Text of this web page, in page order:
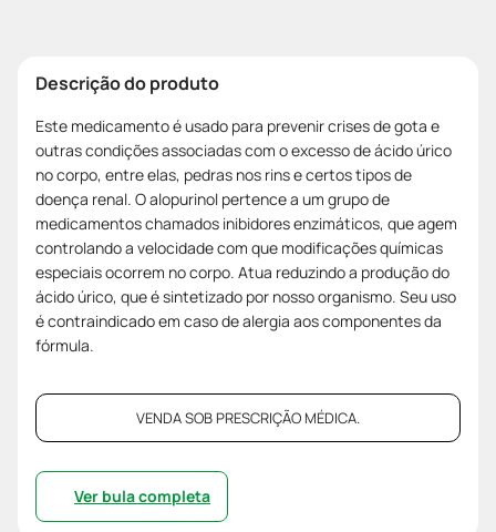
Descrição do produto
Este medicamento é usado para prevenir crises de gota e
outras condições associadas com o excesso de ácido úrico
no corpo, entre elas, pedras nos rins e certos tipos de
doença renal. O alopurinol pertence a um grupo de
medicamentos chamados inibidores enzimáticos, que agem
controlando a velocidade com que modificações químicas
especiais ocorrem no corpo. Atua reduzindo a produção do
ácido úrico, que é sintetizado por nosso organismo. Seu uso
é contraindicado em caso de alergia aos componentes da
fórmula.
VENDA SOB PRESCRIÇÃO MÉDICA.
Ver bula completa